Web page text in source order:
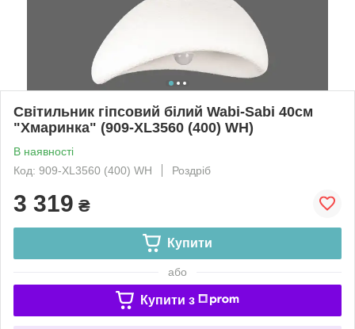
Світильник гіпсовий білий Wabi-Sabi 40см
"Хмаринка" (909-XL3560 (400) WH)
В наявності
Код: 909-XL3560 (400) WH
Роздріб
3 319 ₴
Купити
або
Купити з